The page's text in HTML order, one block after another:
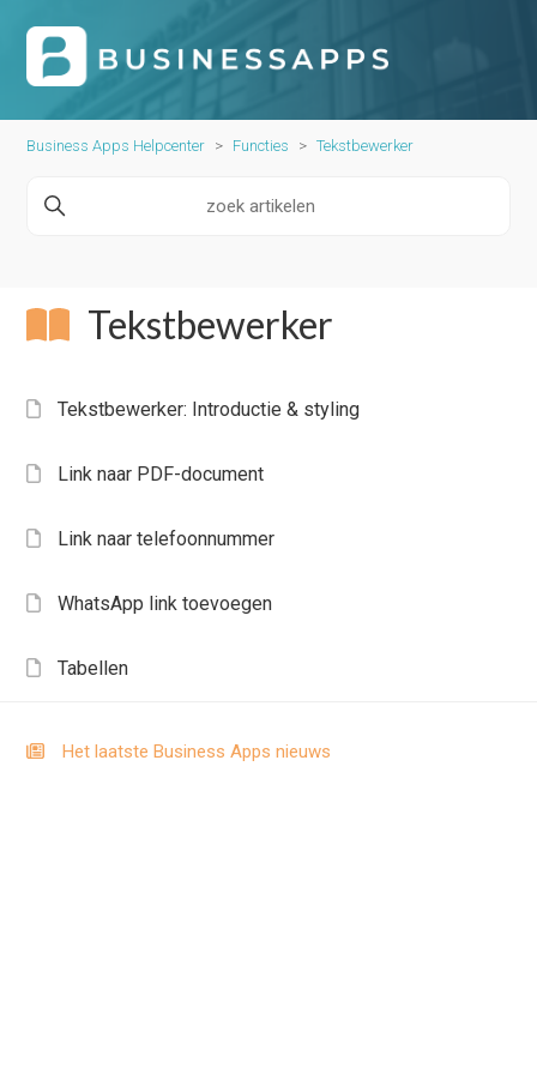
Business Apps Helpcenter Functies Tekstbewerker
Tekstbewerker
Tekstbewerker: Introductie & styling
Link naar PDF-document
Link naar telefoonnummer
WhatsApp link toevoegen
Tabellen
Het laatste Business Apps nieuws